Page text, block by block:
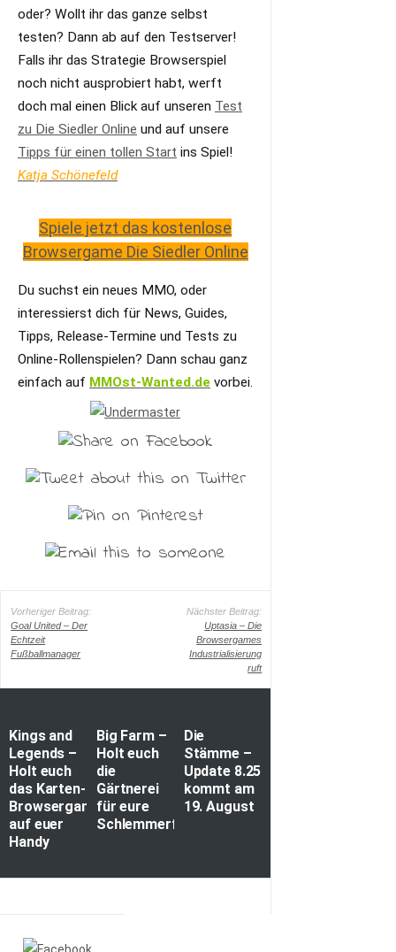
oder? Wollt ihr das ganze selbst
testen? Dann ab auf den Testserver!
Falls ihr das Strategie Browserspiel
noch nicht ausprobiert habt, werft
doch mal einen Blick auf unseren Test
zu Die Siedler Online und auf unsere
Tipps für einen tollen Start ins Spiel!
Katja Schönefeld
Spiele jetzt das kostenlose
Browsergame Die Siedler Online
Du suchst ein neues MMO, oder
interessierst dich für News, Guides,
Tipps, Release-Termine und Tests zu
Online-Rollenspielen? Dann schau ganz
einfach auf MMOst-Wanted.de vorbei.
Vorheriger Beitrag:
Goal United – Der
Echtzeit
Fußballmanager
Nächster Beitrag:
Uptasia – Die
Browsergames
Industrialisierung
ruft
Kings and
Legends –
Holt euch
das Karten-
Browsergame
auf euer
Handy
Big Farm –
Holt euch
die
Gärtnerei
für eure
Schlemmerfarm
Die
Stämme –
Update 8.25
kommt am
19. August